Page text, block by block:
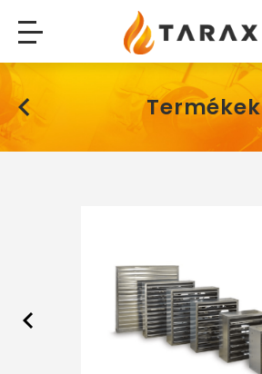
Tarax
Termékek